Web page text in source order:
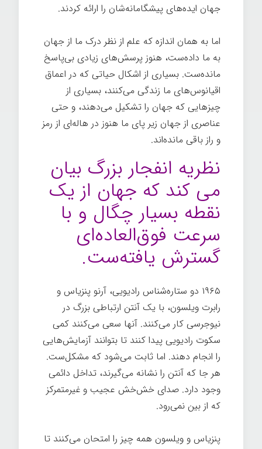
جهان ایده‌های پیشگامانه‌شان را ارائه کردند.
اما به همان اندازه که علم از نظر درک ما از جهان
به ما داده‌ست، هنوز پرسش‌های زیادی بی‌پاسخ
مانده‌ست. بسیاری از اشکال حیاتی که در اعماق
اقیانوس‌های ما زندگی می‌کنند، بسیاری از
چیزهایی که جهان را تشکیل می‌دهند، و حتی
عناصری از جهان زیر پای ما هنوز در هاله‌ای از رمز
و راز باقی مانده‌اند.
نظریه انفجار بزرگ بیان
می کند که جهان از یک
نقطه بسیار چگال و با
سرعت فوق‌العاده‌ای
گسترش یافته‌ست.
۱۹۶۵ دو ستاره‌شناس رادیویی، آرنو پنزیاس و
رابرت ویلسون، با یک آنتن ارتباطی بزرگ در
نیوجرسی کار می‌کنند. آنها سعی می‌کنند کمی
سکوت رادیویی پیدا کنند تا بتوانند آزمایش‌هایی
را انجام دهند. اما ثابت می‌شود که مشکل‌ست.
هر جا که آنتن را نشانه می‌گیرند، تداخل دائمی
وجود دارد. صدای خش‌خش عجیب و غیرمتمرکز
که از بین نمی‌رود.
پنزیاس و ویلسون همه چیز را امتحان می‌کنند تا